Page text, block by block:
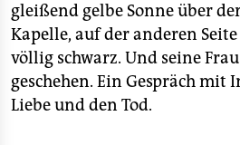
gleißend gelbe Sonne über
Kapelle, auf der anderen
völlig schwarz. Und seine
geschehen. Ein Gespräch mit
Liebe und den Tod.